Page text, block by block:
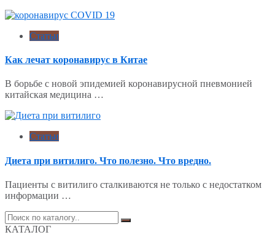
Статьи
Как лечат коронавирус в Китае
В борьбе с новой эпидемией коронавирусной пневмонией
китайская медицина …
Статьи
Диета при витилиго. Что полезно. Что вредно.
Пациенты с витилиго сталкиваются не только с недостатком
информации …
Поиск
по:
КАТАЛОГ